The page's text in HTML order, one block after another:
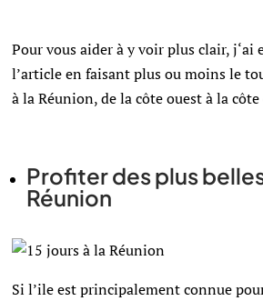
Pour vous aider à y voir plus clair, j‘ai
l’article en faisant plus ou moins le
à la Réunion, de la côte ouest à la côte
Profiter des plus
Réunion
Si l’ile est principalement connue